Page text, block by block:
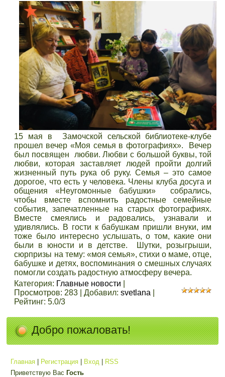
15 мая в Замочской сельской библиотеке-клубе
прошел вечер «Моя семья в фотографиях». Вечер
был посвящен любви. Любви с большой буквы, той
любви, которая заставляет людей пройти долгий
жизненный путь рука об руку. Семья – это самое
дорогое, что есть у человека. Члены клуба досуга и
общения «Неугомонные бабушки» собрались,
чтобы вместе вспомнить радостные семейные
события, запечатленные на старых фотографиях.
Вместе смеялись и радовались, узнавали и
удивлялись. В гости к бабушкам пришли внуки, им
тоже было интересно услышать, о том, какие они
были в юности и в детстве. Шутки, розыгрыши,
сюрпризы на тему: «моя семья», стихи о маме, отце,
бабушке и детях, воспоминания о смешных случаях
помогли создать радостную атмосферу вечера.
Категория: Главные новости
Просмотров: 283 |Добавил: svetlana
Рейтинг: 5.0/3
Добро пожаловать!
Главная Регистрация Вход
RSS
Приветствую Вас Гость